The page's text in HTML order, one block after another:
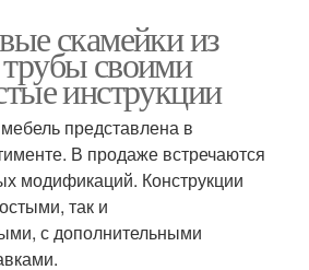
скамейки из
своими
инструкции
представлена в
В продаже встречаются
модификаций. Конструкции
так и
с дополнительными